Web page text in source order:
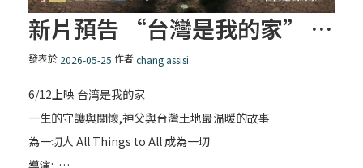
新片預告 “台灣是我的家” – 一生的守護與關懷， 神父與台灣土地最温暖的故事
發表於 2026-05-25 作者chang assisi
6/12上映 台湾是我的家
一生的守護與關懷,神父與台灣土地最温暖的故事
為一切人 All Things to All 成為一切